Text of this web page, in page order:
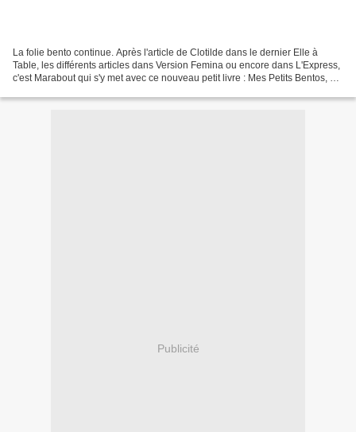
La folie bento continue. Après l'article de Clotilde dans le dernier Elle à
Table, les différents articles dans Version Femina ou encore dans L'Express,
c'est Marabout qui s'y met avec ce nouveau petit livre : Mes Petits Bentos, de
Publicité